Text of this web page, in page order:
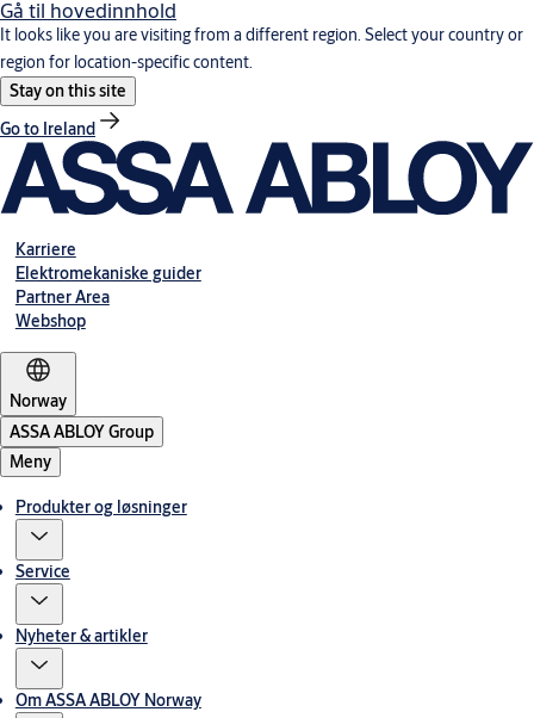
Gå til hovedinnhold
It looks like you are visiting from a different region. Select your country or
region for location-specific content.
Stay on this site
Go to Ireland
Karriere
Elektromekaniske guider
Partner Area
Webshop
Norway
ASSA ABLOY Group
Meny
Produkter og løsninger
Service
Nyheter & artikler
Om ASSA ABLOY Norway